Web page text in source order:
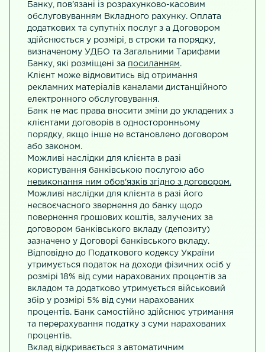
Банку, пов’язані із розрахунково-касовим
обслуговуванням Вкладного рахунку. Оплата
додаткових та супутніх послуг з а Договором
здійснюється у розмірі, в строки та порядку,
визначеному УДБО та Загальними Тарифами
Банку, які розміщені за посиланням.
Клієнт може відмовитись від отримання
рекламних матеріалів каналами дистанційного
електронного обслуговування.
Банк не має права вносити зміни до укладених з
клієнтами договорів в односторонньому
порядку, якщо інше не встановлено договором
або законом.
Можливі наслідки для клієнта в разі
користування банківською послугою або
невиконання ним обов'язків згідно з договором.
Можливі наслідки для клієнта в разі його
несвоєчасного звернення до банку щодо
повернення грошових коштів, залучених за
договором банківського вкладу (депозиту)
зазначено у Договорі банківського вкладу.
Відповідно до Податкового кодексу України
утримується податок на доходи фізичних осіб у
розмірі 18% від суми нарахованих процентів за
вкладом та додатково утримується військовий
збір у розмірі 5% від суми нарахованих
процентів. Банк самостійно здійснює утримання
та перерахування податку з суми нарахованих
процентів.
Вклад відкривається з автоматичним